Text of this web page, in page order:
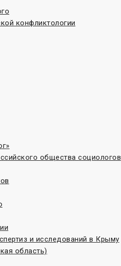
конфликтологии
общества социологов
и исследований в Крыму
область)